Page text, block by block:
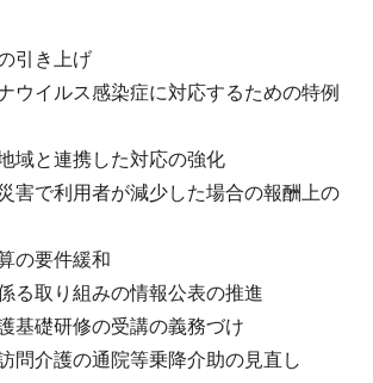
引き上げ
ウイルス感染症に対応するための特例
域と連携した対応の強化
害で利用者が減少した場合の報酬上の
の要件緩和
る取り組みの情報公表の推進
基礎研修の受講の義務づけ
問介護の通院等乗降介助の見直し